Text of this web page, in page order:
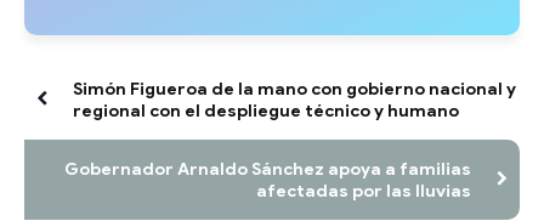
Simón Figueroa de la mano con gobierno nacional y
regional con el despliegue técnico y humano
Gobernador Arnaldo Sánchez apoya a familias
afectadas por las lluvias